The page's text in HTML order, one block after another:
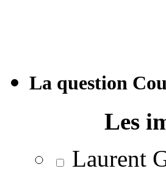
La question
Les
Laurent